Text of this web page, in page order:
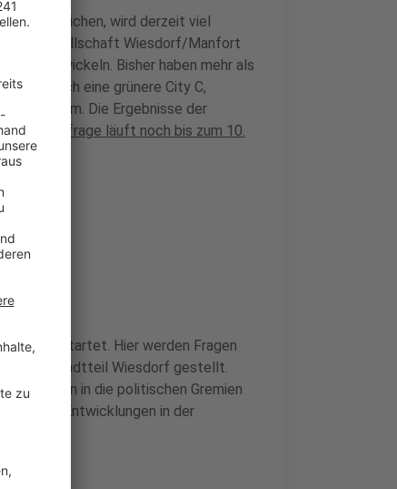
zu erreichen, wird derzeit viel
Wiesdorf/Manfort
zu entwickeln. Bisher haben mehr als
sich eine grünere City C,
Wohnraum. Die Ergebnisse der
Die Umfrage läuft noch bis zum 10.
gestartet. Hier werden Fragen
Stadtteil Wiesdorf gestellt.
sollen in die politischen Gremien
um die Entwicklungen in der